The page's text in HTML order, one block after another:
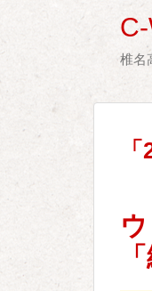
椎名
「